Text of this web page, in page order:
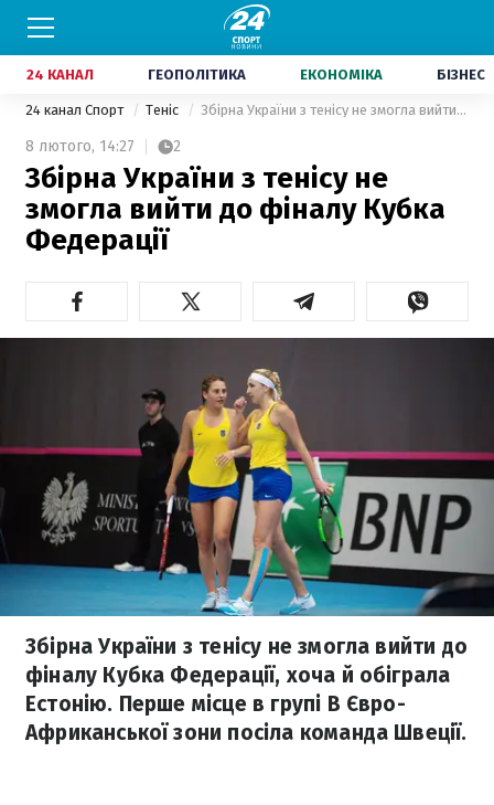
24 КАНАЛ ГЕОПОЛІТИКА ЕКОНОМІКА БІЗНЕС
24 канал Спорт Теніс Збірна України з тенісу не змогла вийти до фіналу Кубка Федерації
8 лютого, 14:27 2
Збірна України з тенісу не
змогла вийти до фіналу Кубка
Федерації
Збірна України з тенісу не змогла вийти до
фіналу Кубка Федерації, хоча й обіграла
Естонію. Перше місце в групі В Євро-
Африканської зони посіла команда Швеції.